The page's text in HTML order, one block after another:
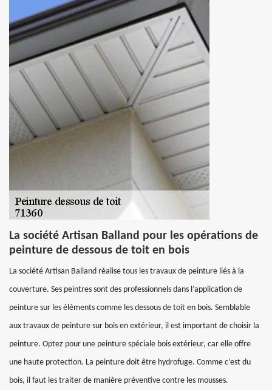
La société Artisan Balland pour les opérations de
peinture de dessous de toit en bois
La société Artisan Balland réalise tous les travaux de peinture liés à la
couverture. Ses peintres sont des professionnels dans l’application de
peinture sur les éléments comme les dessous de toit en bois. Semblable
aux travaux de peinture sur bois en extérieur, il est important de choisir la
peinture. Optez pour une peinture spéciale bois extérieur, car elle offre
une haute protection. La peinture doit être hydrofuge. Comme c’est du
bois, il faut les traiter de manière préventive contre les mousses.